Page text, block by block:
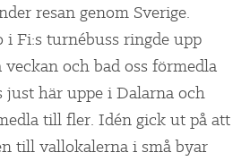
▼
resan genom Sverige.
Fi:s turnébuss ringde upp
och bad oss förmedla
just här uppe i Dalarna och
till fler. Idén gick ut på att
till vallokalerna i små byar